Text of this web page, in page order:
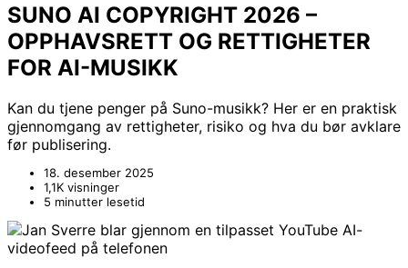
SUNO AI COPYRIGHT 2026 –
OPPHAVSRETT OG RETTIGHETER
FOR AI-MUSIKK
Kan du tjene penger på Suno-musikk? Her er en praktisk
gjennomgang av rettigheter, risiko og hva du bør avklare
før publisering.
18. desember 2025
1,1K visninger
5 minutter lesetid